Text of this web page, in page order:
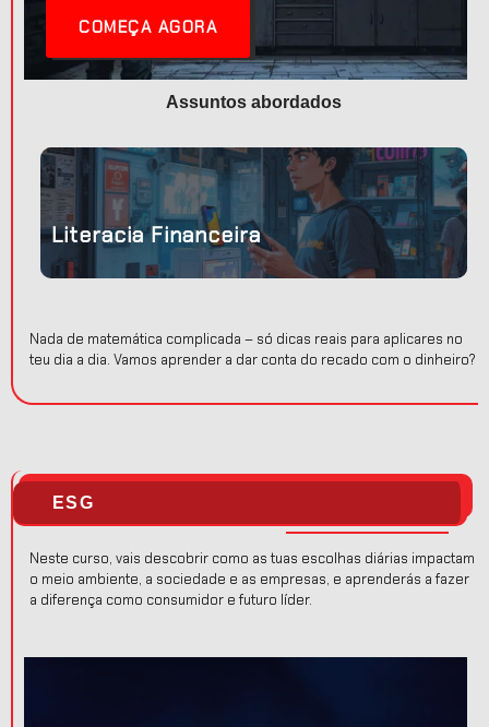
COMEÇA AGORA
Assuntos abordados
Literacia Financeira
Nada de matemática complicada – só dicas reais para aplicares no
teu dia a dia. Vamos aprender a dar conta do recado com o dinheiro?
ESG
Neste curso, vais descobrir como as tuas escolhas diárias impactam
o meio ambiente, a sociedade e as empresas, e aprenderás a fazer
a diferença como consumidor e futuro líder.